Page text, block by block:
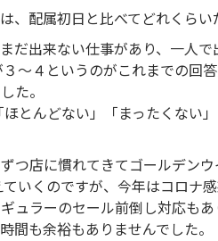
、配属初日と比べてどれくらい
だ出来ない仕事があり、一人
～４というのがこれまでの回答
た。
とんどない」「まったくない
つ店に慣れてきてゴールデン
いくのですが、今年はコロナ
ュラーのセール前倒し対応も
間も余裕もありませんでした。